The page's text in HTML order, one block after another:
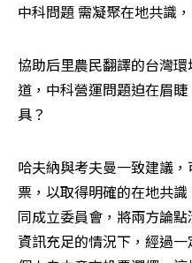
中科問題 需凝聚在地共識
協助后里農民翻譯的台灣
道，中科營運問題迫在眉
具？
哈夫納與考夫曼一致建議
票，以取得明確的在地共
同成立委員會，將兩方論
資訊充足的情況下，經過